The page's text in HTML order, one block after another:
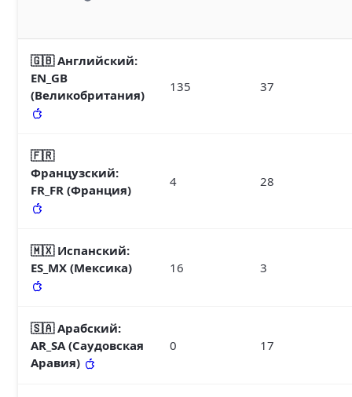
🇬🇧 Английский:
EN_GB
(Великобритания)
135 37
🇫🇷
Французский:
FR_FR (Франция)
4 28
🇲🇽 Испанский:
ES_MX (Мексика)
16 3
🇸🇦 Арабский:
AR_SA (Саудовская
Аравия)
0 17